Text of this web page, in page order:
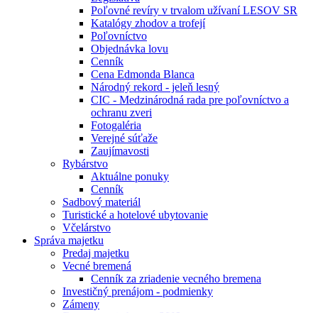
Poľovné revíry v trvalom užívaní LESOV SR
Katalógy zhodov a trofejí
Poľovníctvo
Objednávka lovu
Cenník
Cena Edmonda Blanca
Národný rekord - jeleň lesný
CIC - Medzinárodná rada pre poľovníctvo a
ochranu zveri
Fotogaléria
Verejné súťaže
Zaujímavosti
Rybárstvo
Aktuálne ponuky
Cenník
Sadbový materiál
Turistické a hotelové ubytovanie
Včelárstvo
Správa majetku
Predaj majetku
Vecné bremená
Cenník za zriadenie vecného bremena
Investičný prenájom - podmienky
Zámeny